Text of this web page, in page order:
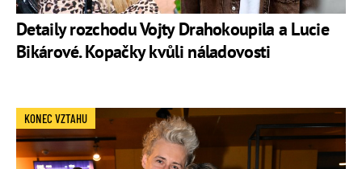
Detaily rozchodu Vojty Drahokoupila a Lucie
Bikárové. Kopačky kvůli náladovosti
KONEC VZTAHU